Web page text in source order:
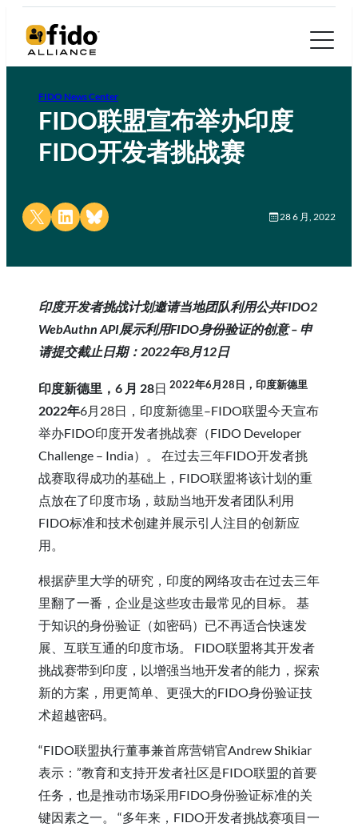
FIDO News Center
FIDO联盟宣布举办印度
FIDO开发者挑战赛
Share on X Share on LinkedIn
Share on Bluesky 28 6 月, 2022
印度开发者挑战计划邀请当地团队利用公共FIDO2
WebAuthn API展示利用FIDO身份验证的创意 – 申
请提交截止日期：2022年8月12日
印度新德里，6 月 28日 2022年6月28日，印度新德里
2022年6月28日，印度新德里–FIDO联盟今天宣布
举办FIDO印度开发者挑战赛（FIDO Developer
Challenge – India）。 在过去三年FIDO开发者挑
战赛取得成功的基础上，FIDO联盟将该计划的重
点放在了印度市场，鼓励当地开发者团队利用
FIDO标准和技术创建并展示引人注目的创新应
用。
根据萨里大学的研究，印度的网络攻击在过去三年
里翻了一番，企业是这些攻击最常见的目标。 基
于知识的身份验证（如密码）已不再适合快速发
展、互联互通的印度市场。 FIDO联盟将其开发者
挑战赛带到印度，以增强当地开发者的能力，探索
新的方案，用更简单、更强大的FIDO身份验证技
术超越密码。
“FIDO联盟执行董事兼首席营销官Andrew Shikiar
表示：”教育和支持开发者社区是FIDO联盟的首要
任务，也是推动市场采用FIDO身份验证标准的关
键因素之一。 “多年来，FIDO开发者挑战赛项目一